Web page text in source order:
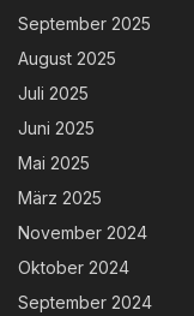
September 2025
August 2025
Juli 2025
Juni 2025
Mai 2025
März 2025
November 2024
Oktober 2024
September 2024